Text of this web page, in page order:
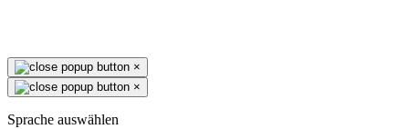
×
×
Sprache auswählen